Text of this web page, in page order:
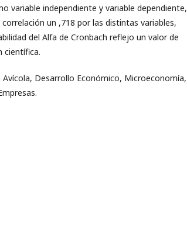
variable independiente y variable dependiente,
un ,718 por las distintas variables,
del Alfa de Cronbach reflejo un valor de
científica.
Avícola, Desarrollo Económico, Microeconomía,